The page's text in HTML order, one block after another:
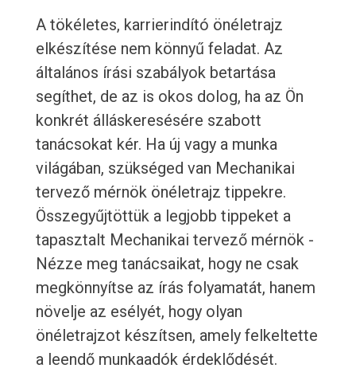
A tökéletes, karrierindító önéletrajz
elkészítése nem könnyű feladat. Az
általános írási szabályok betartása
segíthet, de az is okos dolog, ha az Ön
konkrét álláskeresésére szabott
tanácsokat kér. Ha új vagy a munka
világában, szükséged van Mechanikai
tervező mérnök önéletrajz tippekre.
Összegyűjtöttük a legjobb tippeket a
tapasztalt Mechanikai tervező mérnök -
Nézze meg tanácsaikat, hogy ne csak
megkönnyítse az írás folyamatát, hanem
növelje az esélyét, hogy olyan
önéletrajzot készítsen, amely felkeltette
a leendő munkaadók érdeklődését.